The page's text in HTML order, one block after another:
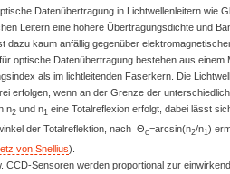
Datenübertragung in Lichtwellenleitern wie
Leitern eine höhere Übertragungsdichte und
dazu kaum anfällig gegenüber
optische Datenübertragung bestehen aus einem
als im lichtleitenden Faserkern. Die
erfolgen, wenn an der Grenze der
n2und n1 eine Totalreflexion erfolgt, dabei lässt
der Totalreflektion, nach Θc=arcsin(n2/n1)
von Snellius).
CCD-Sensoren werden proportional zur